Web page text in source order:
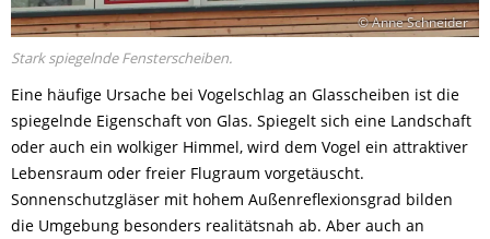
© Anne Schneider
Stark spiegelnde Fensterscheiben.
Eine häufige Ursache bei Vogelschlag an Glasscheiben ist die
spiegelnde Eigenschaft von Glas. Spiegelt sich eine Landschaft
oder auch ein wolkiger Himmel, wird dem Vogel ein attraktiver
Lebensraum oder freier Flugraum vorgetäuscht.
Sonnenschutzgläser mit hohem Außenreflexionsgrad bilden
die Umgebung besonders realitätsnah ab. Aber auch an